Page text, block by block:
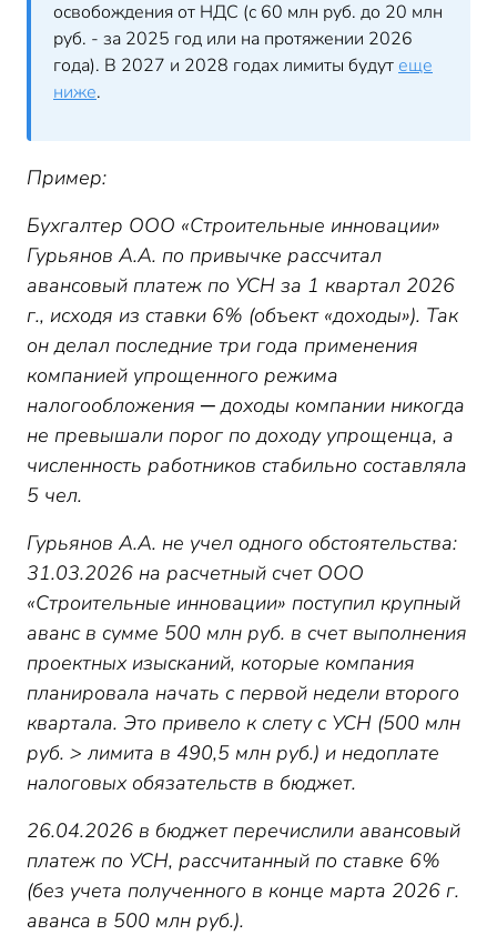
освобождения от НДС (с 60 млн руб. до 20 млн
руб. - за 2025 год или на протяжении 2026
года). В 2027 и 2028 годах лимиты будут еще
ниже.
Пример:
Бухгалтер ООО «Строительные инновации»
Гурьянов А.А. по привычке рассчитал
авансовый платеж по УСН за 1 квартал 2026
г., исходя из ставки 6% (объект «доходы»). Так
он делал последние три года применения
компанией упрощенного режима
налогообложения ─ доходы компании никогда
не превышали порог по доходу упрощенца, а
численность работников стабильно составляла
5 чел.
Гурьянов А.А. не учел одного обстоятельства:
31.03.2026 на расчетный счет ООО
«Строительные инновации» поступил крупный
аванс в сумме 500 млн руб. в счет выполнения
проектных изысканий, которые компания
планировала начать с первой недели второго
квартала. Это привело к слету с УСН (500 млн
руб. > лимита в 490,5 млн руб.) и недоплате
налоговых обязательств в бюджет.
26.04.2026 в бюджет перечислили авансовый
платеж по УСН, рассчитанный по ставке 6%
(без учета полученного в конце марта 2026 г.
аванса в 500 млн руб.).